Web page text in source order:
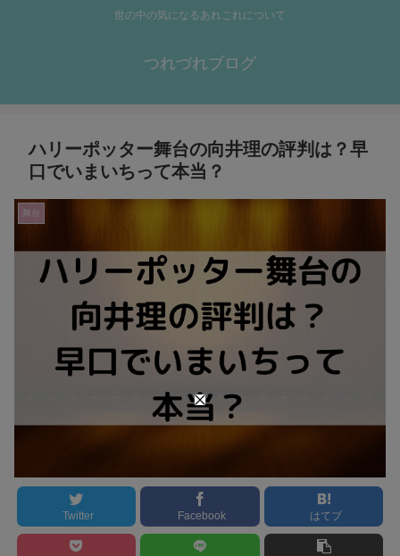
世の中の気になるあれこれについて
つれづれブログ
ハリーポッター舞台の向井理の評判は？早
口でいまいちって本当？
舞台
Twitter Facebook はてブ